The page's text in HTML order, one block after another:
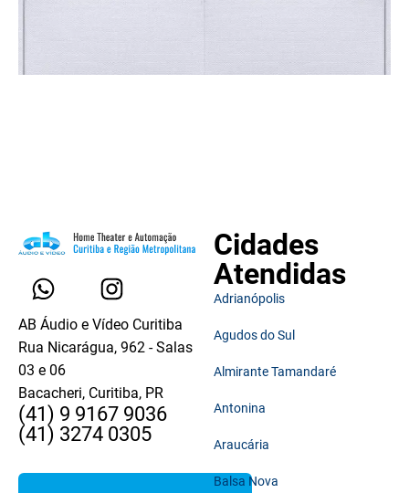
AB Áudio e Vídeo Curitiba
Rua Nicarágua, 962 - Salas
03 e 06
Bacacheri, Curitiba, PR
(41) 9 9167 9036
(41) 3274 0305
Cidades
Atendidas
Adrianópolis
Agudos do Sul
Almirante Tamandaré
Antonina
Araucária
Balsa Nova